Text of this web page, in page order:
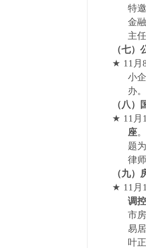
特
金
主
（七
★ 11 月
小
办。
（八
★ 11 月
座
题
律
（九
★ 11 月
调
市
易
叶